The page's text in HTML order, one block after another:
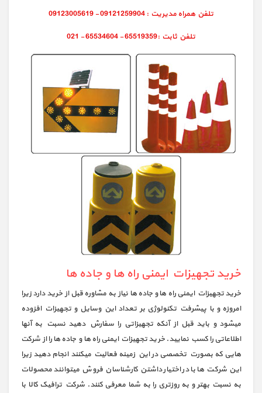
خرید تجهیزات ایمنی راه ها و جاده ها
خرید تجهیزات ایمنی راه ها و جاده ها نیاز به مشاوره قبل از خرید دارد زیرا
امروزه و با پیشرفت تکنولوژی بر تعداد این وسایل و تجهیزات افزوده
میشود و باید قبل از آنکه تجهیزاتی را سفارش دهید نسبت به آنها
اطلاعاتی را کسب نمایید. خرید تجهیزات ایمنی راه ها و جاده ها را از شرکت
هایی که بصورت تخصصی در این زمینه فعالیت میکنند انجام دهید زیرا
این شرکت ها با در اختیار داشتن کارشناسان فروش میتوانند محصولات
به نسبت بهتر و به روزتری را به شما معرفی کنند. شرکت ترافیک کالا با